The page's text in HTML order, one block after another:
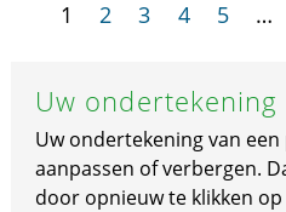
1 2 3 4 5 …
Uw ondertekening
Uw ondertekening van
aanpassen of verbergen.
door opnieuw te klikken